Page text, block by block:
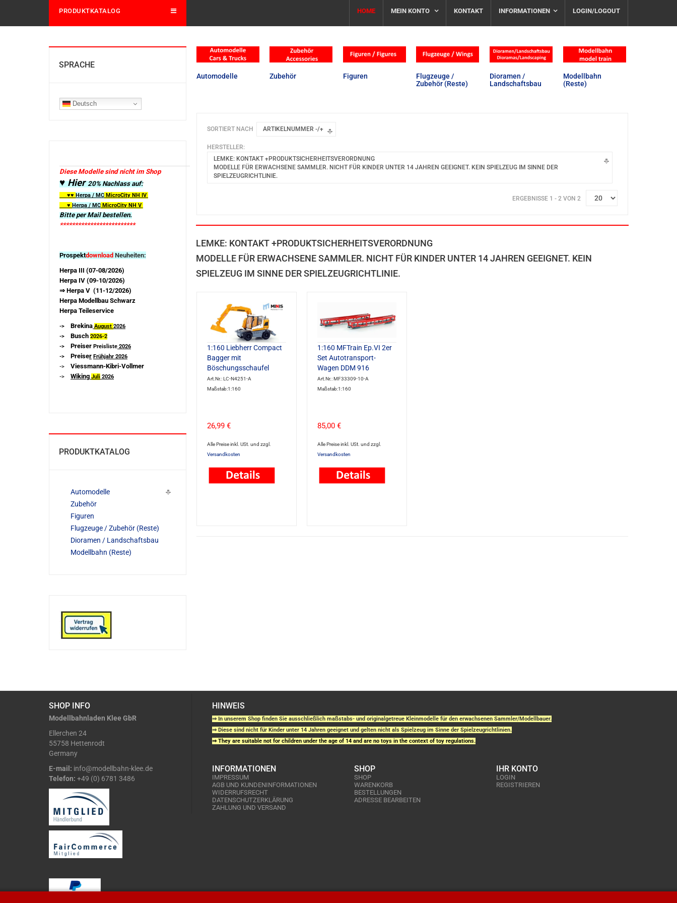
PRODUKTKATALOG HOME MEIN KONTO KONTAKT INFORMATIONEN LOGIN/LOGOUT
Automodelle Zubehör Figuren
Flugzeuge /
Zubehör (Reste)
Dioramen /
Landschaftsbau
Modellbahn
(Reste)
SORTIERT NACH ARTIKELNUMMER -/+
HERSTELLER:
LEMKE: KONTAKT +PRODUKTSICHERHEITSVERORDNUNG
MODELLE FÜR ERWACHSENE SAMMLER. NICHT FÜR KINDER UNTER 14 JAHREN GEEIGNET. KEIN SPIELZEUG IM SINNE DER
SPIELZEUGRICHTLINIE.
ERGEBNISSE 1 - 2 VON 2
LEMKE: KONTAKT +PRODUKTSICHERHEITSVERORDNUNG
MODELLE FÜR ERWACHSENE SAMMLER. NICHT FÜR KINDER UNTER 14 JAHREN GEEIGNET. KEIN
SPIELZEUG IM SINNE DER SPIELZEUGRICHTLINIE.
1:160 Liebherr Compact
Bagger mit
Böschungsschaufel
Art.Nr.: LC-N4251-A
Maßstab:1:160
26,99 €
Alle Preise inkl. USt. und zzgl.
Versandkosten
1:160 MFTrain Ep.VI 2er
Set Autotransport-
Wagen DDM 916
Art.Nr.: MF33309-10-A
Maßstab:1:160
85,00 €
Alle Preise inkl. USt. und zzgl.
Versandkosten
SPRACHE
Deutsch
Diese Modelle sind nicht im Shop
♥ Hier20% Nachlass auf:
♥♥ Herpa / MC MicroCity NH IV
♥ Herpa / MC MicroCity NH V
Bitte per Mail bestellen.
*************************
Prospektdownload Neuheiten:
Herpa III (07-08/2026)
Herpa IV (09-10/2026)
⇒ Herpa V (11-12/2026)
Herpa Modellbau Schwarz
Herpa Teileservice
-> Brekina August 2026
-> Busch 2026-2
-> Preiser Preisliste 2026
-> Preiser Frühjahr 2026
-> Viessmann-Kibri-Vollmer
-> Wiking Juli 2026
PRODUKTKATALOG
Automodelle
Zubehör
Figuren
Flugzeuge / Zubehör (Reste)
Dioramen / Landschaftsbau
Modellbahn (Reste)
SHOP INFO
Modellbahnladen Klee GbR
Ellerchen 24
55758 Hettenrodt
Germany
E-mail: info@modellbahn-klee.de
Telefon: +49 (0) 6781 3486
HINWEIS
⇒ In unserem Shop finden Sie ausschließlich maßstabs- und originalgetreue Kleinmodelle für den erwachsenen Sammler/Modellbauer.
⇒ Diese sind nicht für Kinder unter 14 Jahren geeignet und gelten nicht als Spielzeug im Sinne der Spielzeugrichtlinien.
⇒ They are suitable not for children under the age of 14 and are no toys in the context of toy regulations.
INFORMATIONEN
IMPRESSUM
AGB UND KUNDENINFORMATIONEN
WIDERRUFSRECHT
DATENSCHUTZERKLÄRUNG
ZAHLUNG UND VERSAND
SHOP
SHOP
WARENKORB
BESTELLUNGEN
ADRESSE BEARBEITEN
IHR KONTO
LOGIN
REGISTRIEREN